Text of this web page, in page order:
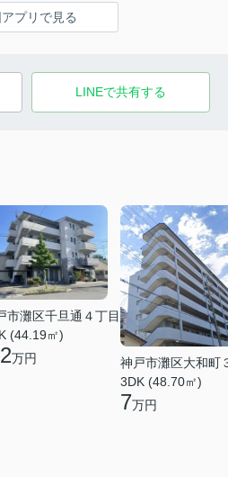
プリで見る
LINEで共有する
市灘区千旦通４丁目
(44.19㎡)
万円
神戸市灘区大和町
3DK (48.70㎡)
7万円